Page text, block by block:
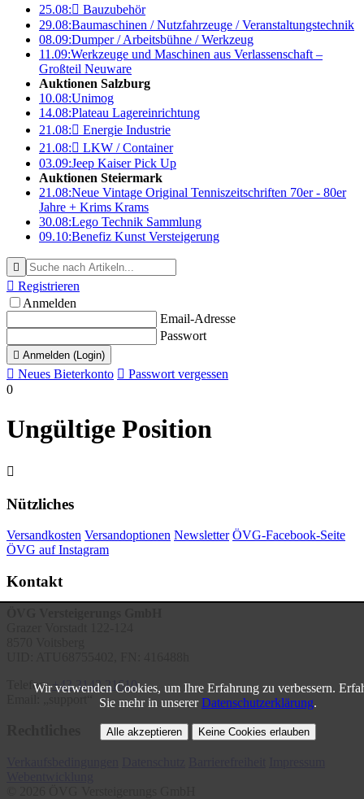
25.08: Bauzubehör
29.08:Baumaschinen / Nutzfahrzeuge / Veranstaltungstechnik
08.09:Dumper / Arbeitsbühne / Werkzeug
11.09:Werkzeuge und Maschinen aus Verlassenschaft –
Großteil Neuware
Auktionen Salzburg
10.08:Unimog
14.08:Plateau Lagereinrichtung
21.08: Energie Industrie
21.08: LKW / Container
03.09:Jeep Kaiser Pick Up
Auktionen Steiermark
21.08:Neue Vintage Original Tenniszeitschriften 70er - 80er
Jahre + Krims Krams
30.08:Lego Technik Sammlung
09.10:Benefiz Kunst Versteigerung

 Registrieren
Anmelden
Email-Adresse
Passwort
 Anmelden (Login)
 Neues Bieterkonto  Passwort vergessen
Wir verwenden Cookies, um Ihre Erfahrung zu verbessern.
Sie mehr in unsererDatenschutzerklärung.
Alle akzeptieren Keine Cookies erlauben
0
Ungültige Position

Nützliches
Versandkosten Versandoptionen Newsletter ÖVG-Facebook-Seite
ÖVG auf Instagram
Kontakt
Telefon:+43 3142 21610